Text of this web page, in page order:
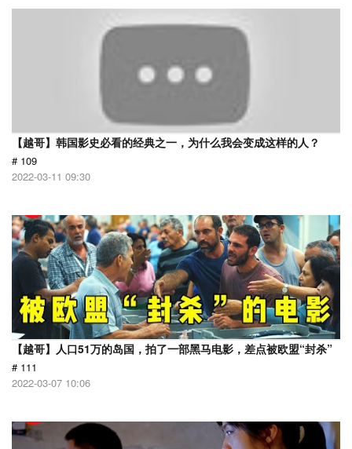
【越哥】韩国影史必看的经典之一，为什么我会变成这样的人？
# 109
2022-03-11 09:30
【越哥】人口51万的岛国，拍了一部黑马电影，差点被欧盟“封杀”
# 111
2022-03-07 10:06